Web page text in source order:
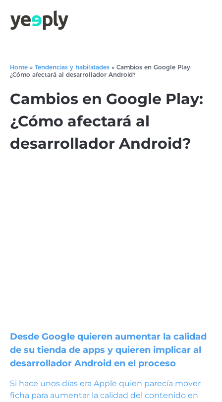
Home » Tendencias y habilidades » Cambios en Google Play:
¿Cómo afectará al desarrollador Android?
Cambios en Google Play:
¿Cómo afectará al
desarrollador Android?
Desde Google quieren aumentar la calidad
de su tienda de apps y quieren implicar al
desarrollador Android en el proceso
Si hace unos días era Apple quien parecía mover
ficha para aumentar la calidad del contenido en